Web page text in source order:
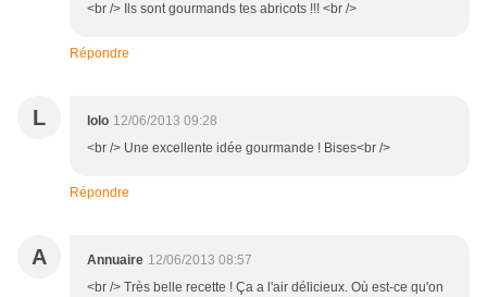
<br /> Ils sont gourmands tes abricots !!! <br />
Répondre
L lolo 12/06/2013 09:28
<br /> Une excellente idée gourmande ! Bises<br />
Répondre
A Annuaire 12/06/2013 08:57
<br /> Très belle recette ! Ça a l'air délicieux. Où est-ce qu'on